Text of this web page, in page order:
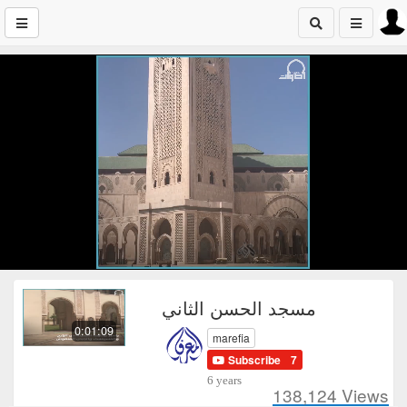
0:01:09
مسجد الحسن الثاني
marefia
Subscribe 7
6 years
138,124 Views